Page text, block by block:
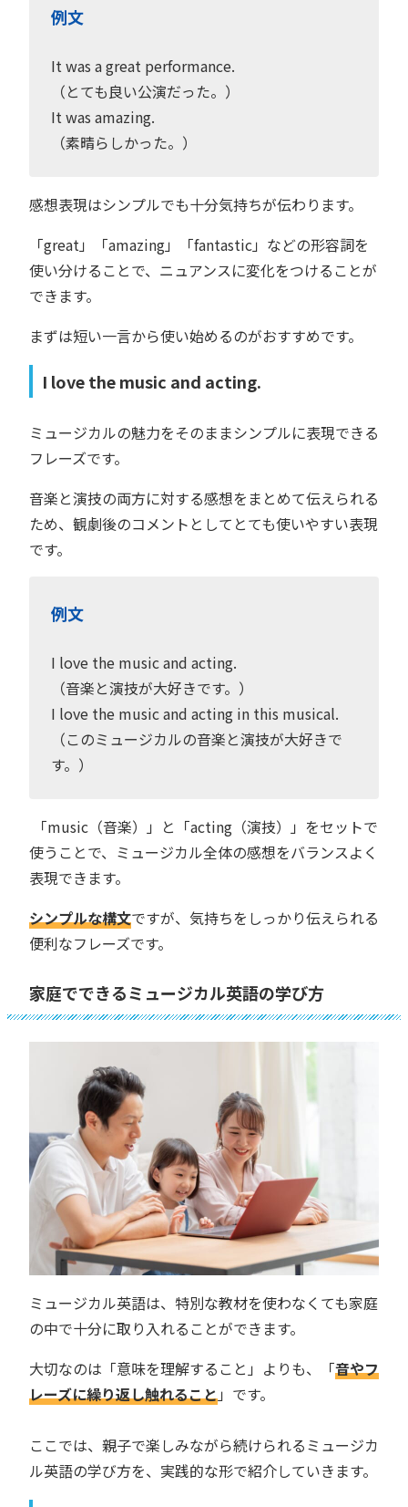
例文
It was a great performance.
（とても良い公演だった。）
It was amazing.
（素晴らしかった。）
感想表現はシンプルでも十分気持ちが伝わります。
「great」「amazing」「fantastic」などの形容詞を
使い分けることで、ニュアンスに変化をつけることが
できます。
まずは短い一言から使い始めるのがおすすめです。
I love the music and acting.
ミュージカルの魅力をそのままシンプルに表現できる
フレーズです。
音楽と演技の両方に対する感想をまとめて伝えられる
ため、観劇後のコメントとしてとても使いやすい表現
です。
例文
I love the music and acting.
（音楽と演技が大好きです。）
I love the music and acting in this musical.
（このミュージカルの音楽と演技が大好きで
す。）
「music（音楽）」と「acting（演技）」をセットで
使うことで、ミュージカル全体の感想をバランスよく
表現できます。
シンプルな構文ですが、気持ちをしっかり伝えられる
便利なフレーズです。
家庭でできるミュージカル英語の学び方
ミュージカル英語は、特別な教材を使わなくても家庭
の中で十分に取り入れることができます。
大切なのは「意味を理解すること」よりも、「音やフ
レーズに繰り返し触れること」です。
ここでは、親子で楽しみながら続けられるミュージカ
ル英語の学び方を、実践的な形で紹介していきます。